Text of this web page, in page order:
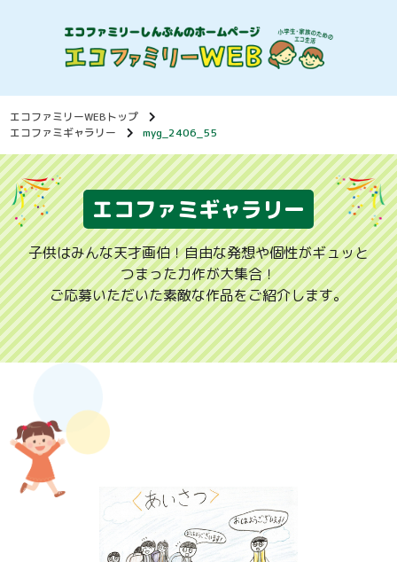
エコファミリーWEBトップ
エコファミギャラリー
myg_2406_55
エコファミギャラリー
子供はみんな天才画伯！自由な発想や個性がギュッと
つまった力作が大集合！
ご応募いただいた素敵な作品をご紹介します。